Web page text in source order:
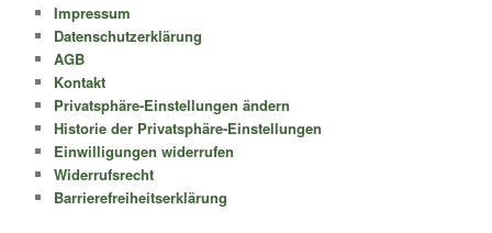
Impressum
Datenschutzerklärung
AGB
Kontakt
Privatsphäre-Einstellungen ändern
Historie der Privatsphäre-Einstellungen
Einwilligungen widerrufen
Widerrufsrecht
Barrierefreiheitserklärung